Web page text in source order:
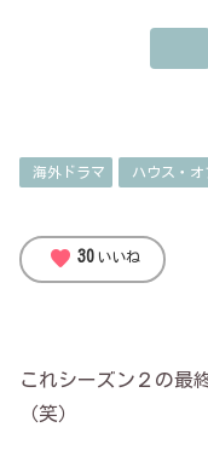
海外ドラマ ハウス・
favorite 30 いいね
これシーズン２の最
（笑）